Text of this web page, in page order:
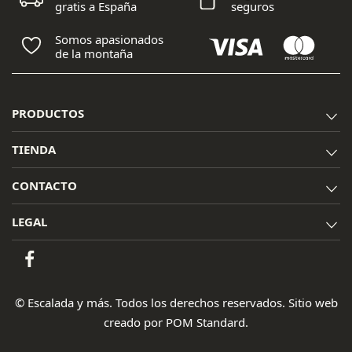
gratis a España
seguros
Somos apasionados
de la montaña
PRODUCTOS
TIENDA
CONTACTO
LEGAL
© Escalada y más. Todos los derechos reservados. Sitio web
creado por POM Standard.